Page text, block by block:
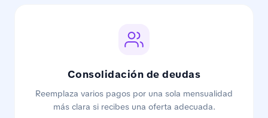
Consolidación de deudas
Reemplaza varios pagos por una sola mensualidad
más clara si recibes una oferta adecuada.